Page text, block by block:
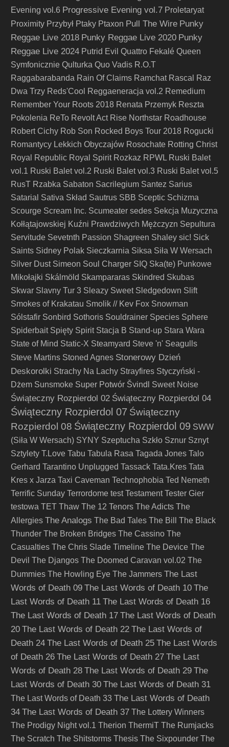
Evening vol.6 Progressive Evening vol.7 Proletaryat
Proximity Przybył Ptaky Ptaxon Pull The Wire Punky
Reggae Live 2018 Punky Reggae Live 2020 Punky
Reggae Live 2024 Putrid Evil Quattro Fekalé Queen
Symfonicznie Qulturka Quo Vadis R.O.T
Raggabarabanda Rain Of Claims Ramchat Rascal
Raz
Dwa Trzy Reds'Cool Reggaeneracja vol.2 Remedium
Remember Your Roots 2018 Renata Przemyk Reszta
Pokolenia ReTo Revolt Act Rise Northstar Roadhouse
Robert Cichy Rob Son Rocked Boys Tour 2018 Rogucki
Romantycy Lekkich Obyczajów Rosochate Rotting Christ
Royal Republic Royal Spirit Rozkaz RPWL Ruski Balet
vol.1 Ruski Balet vol.2 Ruski Balet vol.3 Ruski Balet vol.5
RusT Rzabka Sabaton Sacrilegium Santez Sarius
Satarial Sativa Skład Sautrus SBB Sceptic Schizma
Scourge Scream Inc. Scumeater sedes Sekcja Muzyczna
Kołłątajowskiej Kuźni Prawdziwych Mężczyzn Sepultura
Servitude Sevetnth Passion Shagreen Shaley sic! Sick
Saints Sidney Polak Sieczkarnia Siksa Siła W Wersach
Silver Dust Simeon Soul Charger SIQ Ska(te) Punkowe
Mikołajki Skálmöld Skampararas Skindred Skubas
Skwar Slavny Tur 3 Sleazy Sweet Sledgedown Slift
Smokes of Krakatau Smolik // Kev Fox Snowman
Sólstafir Sonbird Sothoris Souldrainer Species Sphere
Spiderbait Spięty Spirit Stacja B Stand-up Stara Wara
State of Mind Static-X Steamyard Steve 'n' Seagulls
Steve Martins Stoned Agnes Stonerowy Dzień
Deskorolki Strachy Na Lachy Strayfires Styczyński -
Dżem Sunsmoke Super Potwór Švindl Sweet Noise
Świąteczny Rozpierdol 02 Świąteczny Rozpierdol 04
Świąteczny Rozpierdol 07 Świąteczny
Rozpierdol 08 Świąteczny Rozpierdol 09 SWW
(Siła W Wersach) SYNY Szeptucha Szkło Sznur Sznyt
Sztylety T.Love Tabu Tabula Rasa Tagada Jones Talo
Gerhard Tarantino Unplugged Tassack Tata.Kres Tata
Kres x Jarza Taxi Caveman Technophobia Ted Nemeth
Terrific Sunday Terrordome test Testament Tester Gier
testowa TET Thaw The 12 Tenors The Adicts The
Allergies The Analogs The Bad Tales The Bill
The Black
Thunder The Broken Bridges The Cassino The
Casualties The Chris Slade Timeline The Device The
Devil The Djangos The Doomed Caravan vol.02 The
Dummies The Howling Eye The Jammers The Last
Words of Death 09 The Last Words of Death 10 The
Last Words of Death 11 The Last Words of Death 16
The Last Words of Death 17 The Last Words of Death
20 The Last Words of Death 22 The Last Words of
Death 24 The Last Words of Death 25 The Last Words
of Death 26 The Last Words of Death 27 The Last
Words of Death 28 The Last Words of Death 29 The
Last Words of Death 30 The Last Words of Death 31
The Last Words of Death 33 The Last Words of Death
34 The Last Words of Death 37 The Lottery Winners
The Prodigy Night vol.1 Therion ThermiT The Rumjacks
The Scratch The Shitstorms Thesis The Sixpounder The